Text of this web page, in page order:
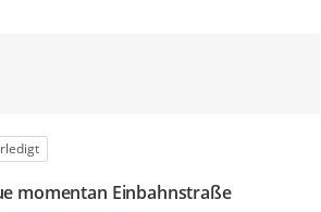
Äußerung
momentan Einbahnstraße